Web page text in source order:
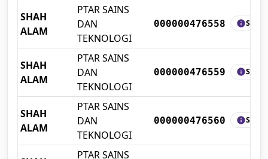
SHAH
ALAM
PTAR SAINS
DAN
TEKNOLOGI
000000476558 infoSHELF
SHAH
ALAM
PTAR SAINS
DAN
TEKNOLOGI
000000476559 infoSHELF
SHAH
ALAM
PTAR SAINS
DAN
TEKNOLOGI
000000476560 infoSHELF
PTAR SAINS